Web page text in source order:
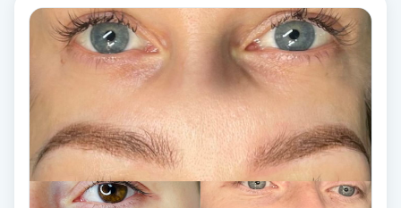
Taktil massage
Tandblekning
Tandläkare
Tatuering